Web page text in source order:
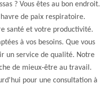
? Vous êtes au bon endroit.
de paix respiratoire.
santé et votre productivité.
à vos besoins. Que vous
un service de qualité. Notre
de mieux-être au travail.
pour une consultation à